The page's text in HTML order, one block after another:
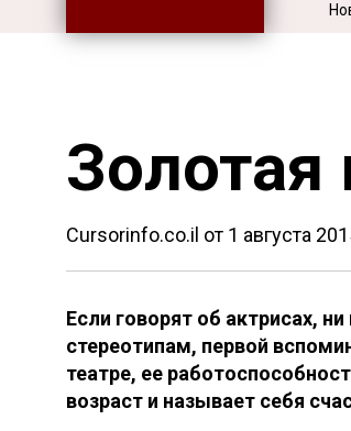
Cursorinfo.co.il от 1 августа
Если говорят об актрисах,
стереотипам, первой
театре, ее
возраст и называет себя